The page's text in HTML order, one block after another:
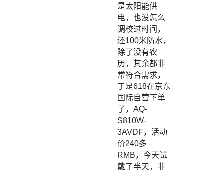
是太阳能供
电，也没怎么
调校过时间，
还100米防水，
除了没有农
历，其余都非
常符合需求，
于是618在京东
国际自营下单
了，AQ-
S810W-
3AVDF，活动
价240多
RMB，今天试
戴了半天，非